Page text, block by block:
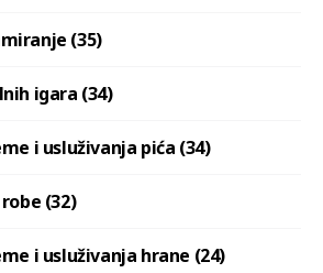
(35)
igara (34)
i usluživanja pića (34)
(32)
i usluživanja hrane (24)